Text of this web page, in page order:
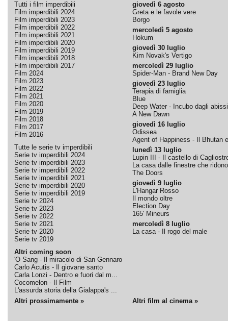
Tutti i film imperdibili
Film imperdibili 2024
Film imperdibili 2023
Film imperdibili 2022
Film imperdibili 2021
Film imperdibili 2020
Film imperdibili 2019
Film imperdibili 2018
Film imperdibili 2017
Film 2024
Film 2023
Film 2022
Film 2021
Film 2020
Film 2019
Film 2018
Film 2017
Film 2016
Tutte le serie tv imperdibili
Serie tv imperdibili 2024
Serie tv imperdibili 2023
Serie tv imperdibili 2022
Serie tv imperdibili 2021
Serie tv imperdibili 2020
Serie tv imperdibili 2019
Serie tv 2024
Serie tv 2023
Serie tv 2022
Serie tv 2021
Serie tv 2020
Serie tv 2019
Altri coming soon
'O Sang - Il miracolo di San Gennaro
Carlo Acutis - Il giovane santo
Carla Lonzi - Dentro e fuori dal m...
Cocomelon - Il Film
L'assurda storia della Gialappa's ...
giovedì 6 agosto
Greta e le favole vere
Borgo
mercoledì 5 agosto
Hokum
giovedì 30 luglio
Kim Novak's Vertigo
mercoledì 29 luglio
Spider-Man - Brand New Day
giovedì 23 luglio
Terapia di famiglia
Blue
Deep Water - Incubo dagli abissi
A New Dawn
giovedì 16 luglio
Odissea
Agent of Happiness - Il Bhutan
lunedì 13 luglio
Lupin III - Il castello di
La casa dalle finestre che ridono
The Doors
giovedì 9 luglio
L'Hangar Rosso
Il mondo oltre
Election Day
165' Mineurs
mercoledì 8 luglio
La casa - Il rogo del male
Altri prossimamente » Altri film al cinema »